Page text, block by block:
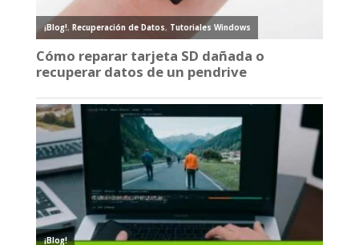
¡Blog!, Recuperación de Datos, Tutoriales Windows
Cómo reparar tarjeta SD dañada o
recuperar datos de un pendrive
¡Blog!